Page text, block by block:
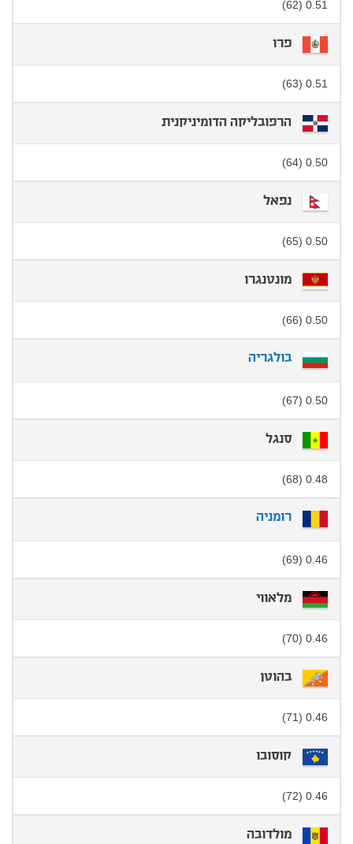
0.51 (62)
פרו
0.51 (63)
הרפובליקה הדומיניקנית
0.50 (64)
נפאל
0.50 (65)
מונטנגרו
0.50 (66)
בולגריה
0.50 (67)
סנגל
0.48 (68)
רומניה
0.46 (69)
מלאווי
0.46 (70)
בהוטן
0.46 (71)
קוסובו
0.46 (72)
מולדובה